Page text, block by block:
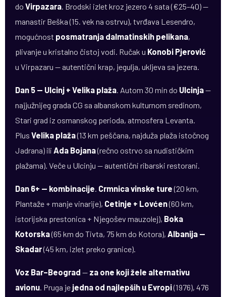
do Virpazara. Brodski izlet kroz jezero 4 sata (€25–40) —
manastir Beška (15. vek na ostrvu), tvrđava Lesendro,
mogućnost posmatranja dalmatinskih pelikana,
plivanje u kristalno čistoj vodi. Ručak u Konobi Pjerović
u Virpazaru — autentični krap, jegulja, ukljeva sa jezera.
Dan 5 — Ulcinj + Velika plaža. Autom 30 min do Ulcinja—
najjužnijeg grada CG sa albanskom kulturnom sredinom,
Stari grad iz osmanskog perioda, atmosfera Levanta.
Plus Velika plaža(13 km peščana, najduža plaža istočnog
Jadrana) ili Ada Bojana(rečno ostrvo sa nudističkim
plažama). Veče u Ulcinju — autentični ribarski restorani.
Dan 6+ — kombinacije. Crmnica vinske ture(20 km,
Plantaže + manje vinarije), Cetinje + Lovćen(60 km,
istorijska prestonica + Njegošev mauzolej), Boka
Kotorska(65 km do Tivta, 75 km do Kotora), Albanija —
Skadar(45 km, izlet preko granice).
Voz Bar–Beograd — za one koji žele alternativu
avionu. Pruga je jedna od najlepših u Evropi(1976), 476